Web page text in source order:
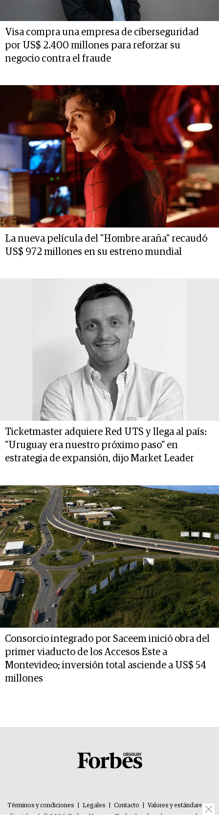
Visa compra una empresa de ciberseguridad
por US$ 2.400 millones para reforzar su
negocio contra el fraude
La nueva película del "Hombre araña" recaudó
US$ 972 millones en su estreno mundial
Ticketmaster adquiere Red UTS y llega al país:
"Uruguay era nuestro próximo paso" en
estrategia de expansión, dijo Market Leader
Consorcio integrado por Saceem inició obra del
primer viaducto de los Accesos Este a
Montevideo; inversión total asciende a US$ 54
millones
Términos y condiciones Legales Contacto
Valores y estándares
editoriales | © 2026. Forbes Uruguay. Todos los derechos reservados.